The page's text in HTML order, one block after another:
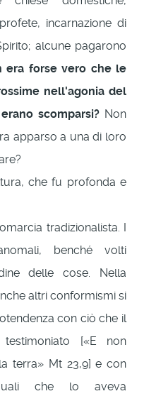
incarnazione di
alcune pagarono
era forse vero che le
nell'agonia del
scomparsi?Non
apparso a una di loro
che fu profonda e
tradizionalista. I
benché volti
delle cose. Nella
altri conformismi si
con ciò che il
[«E non
terra» Mt 23,9] e con
che lo aveva